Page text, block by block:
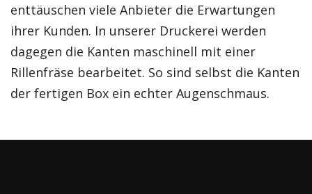
enttäuschen viele Anbieter die Erwartungen
ihrer Kunden. In unserer Druckerei werden
dagegen die Kanten maschinell mit einer
Rillenfräse bearbeitet. So sind selbst die Kanten
der fertigen Box ein echter Augenschmaus.